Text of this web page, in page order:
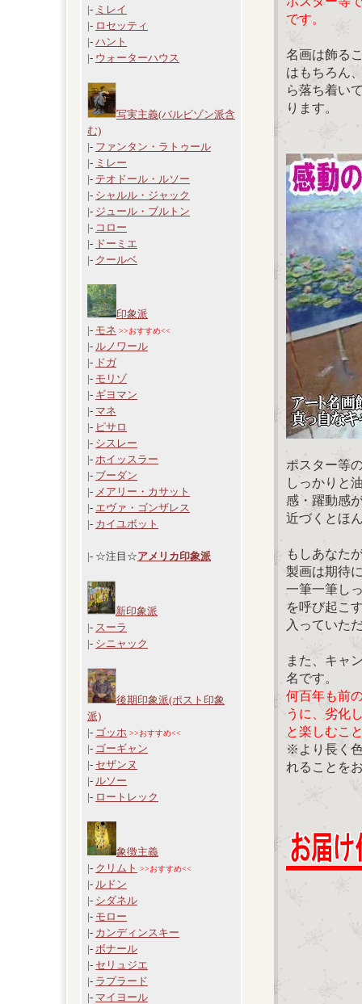
|- ミレイ
|- ロセッティ
|- ハント
|- ウォーターハウス
写実主義(バルビゾン派含
む)
|- ファンタン・ラトゥール
|- ミレー
|- テオドール・ルソー
|- シャルル・ジャック
|- ジュール・ブルトン
|- コロー
|- ドーミエ
|- クールベ
印象派
|- モネ >>おすすめ<<
|- ルノワール
|- ドガ
|- モリゾ
|- ギヨマン
|- マネ
|- ピサロ
|- シスレー
|- ホイッスラー
|- ブーダン
|- メアリー・カサット
|- エヴァ・ゴンザレス
|- カイユボット
|- ☆注目☆アメリカ印象派
新印象派
|- スーラ
|- シニャック
後期印象派(ポスト印象
派)
|- ゴッホ >>おすすめ<<
|- ゴーギャン
|- セザンヌ
|- ルソー
|- ロートレック
象徴主義
|- クリムト >>おすすめ<<
|- ルドン
|- シダネル
|- モロー
|- カンディンスキー
|- ボナール
|- セリュジエ
|- ラプラード
|- マイヨール
です。
名画は飾る
はもちろん
ら落ち着い
ります。
ポスター等
しっかりと
感・躍動感
近づくとほ
もしあなた
製画は期待
一筆一筆し
を呼び起こ
入っていた
また、キャ
名です。
何百年も前
うに、劣化
と楽しむこ
※より長く
れることを